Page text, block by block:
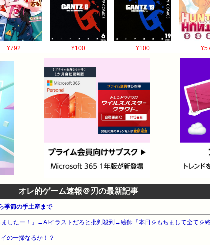
¥792 ¥100 ¥100
オレ的ゲーム速報＠刃の最新記事
季節の手土産まで
の一掃なるか！？